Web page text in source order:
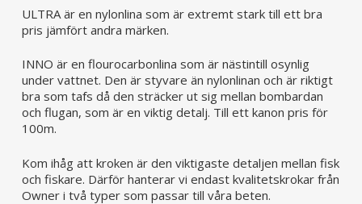
kan
väljas
på
produktsidan
ULTRA är en nylonlina som är extremt stark till ett bra
pris jämfört andra märken.
INNO är en flourocarbonlina som är nästintill osynlig
under vattnet. Den är styvare än nylonlinan och är riktigt
bra som tafs då den sträcker ut sig mellan bombardan
och flugan, som är en viktig detalj. Till ett kanon pris för
100m.
Kom ihåg att kroken är den viktigaste detaljen mellan fisk
och fiskare. Därför hanterar vi endast kvalitetskrokar från
Owner i två typer som passar till våra beten.